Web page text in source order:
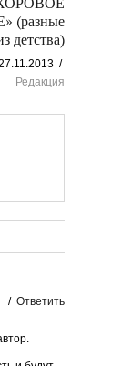
(разные
детства)
/
Редакция
/ Ответить